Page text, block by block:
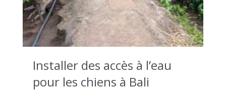
Installer des accès à l’eau
pour les chiens à Bali